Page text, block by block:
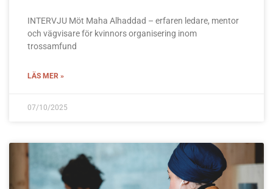
INTERVJU Möt Maha Alhaddad – erfaren ledare, mentor
och vägvisare för kvinnors organisering inom
trossamfund
LÄS MER »
07/10/2025